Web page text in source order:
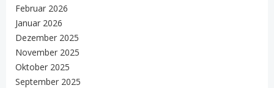
Februar 2026
Januar 2026
Dezember 2025
November 2025
Oktober 2025
September 2025